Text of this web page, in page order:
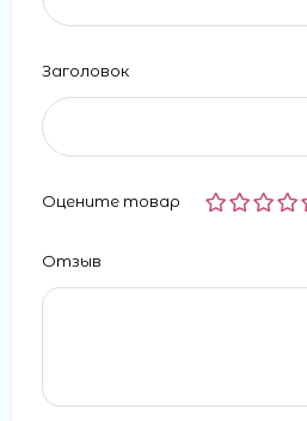
Заголовок
Оцените товар
Отзыв